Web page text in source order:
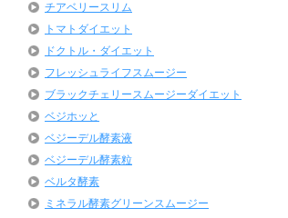
チアベリースリム
トマトダイエット
ドクトル・ダイエット
フレッシュライフスムージー
ブラックチェリースムージーダイエット
ベジホッと
ベジーデル酵素液
ベジーデル酵素粒
ベルタ酵素
ミネラル酵素グリーンスムージー